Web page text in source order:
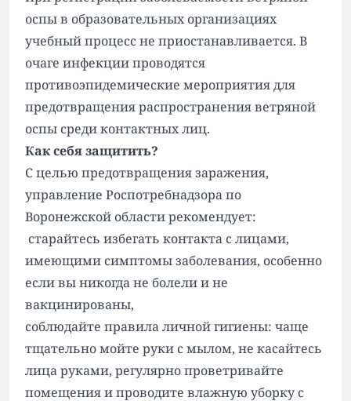
оспы в образовательных организациях
учебный процесс не приостанавливается. В
очаге инфекции проводятся
противоэпидемические мероприятия для
предотвращения распространения ветряной
оспы среди контактных лиц.
Как себя защитить?
С целью предотвращения заражения,
управление Роспотребнадзора по
Воронежской области рекомендует:
старайтесь избегать контакта с лицами,
имеющими симптомы заболевания, особенно
если вы никогда не болели и не
вакцинированы,
соблюдайте правила личной гигиены: чаще
тщательно мойте руки с мылом, не касайтесь
лица руками, регулярно проветривайте
помещения и проводите влажную уборку с